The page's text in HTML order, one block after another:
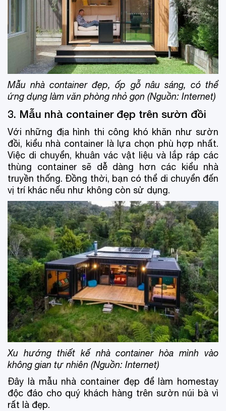
Mẫu nhà container đẹp, ốp gỗ nâu sáng, có thể
ứng dụng làm văn phòng nhỏ gọn (Nguồn: Internet)
3. Mẫu nhà container đẹp trên sườn đồi
Với những địa hình thi công khó khăn như sườn
đồi, kiểu nhà container là lựa chọn phù hợp nhất.
Việc di chuyển, khuân vác vật liệu và lắp ráp các
thùng container sẽ dễ dàng hơn các kiểu nhà
truyền thống. Đồng thời, bạn có thể di chuyển đến
vị trí khác nếu như không còn sử dụng.
Xu hướng thiết kế nhà container hòa mình vào
không gian tự nhiên (Nguồn: Internet)
Đây là mẫu nhà container đẹp để làm homestay
độc đáo cho quý khách hàng trên sườn núi bà vì
rất là đẹp.